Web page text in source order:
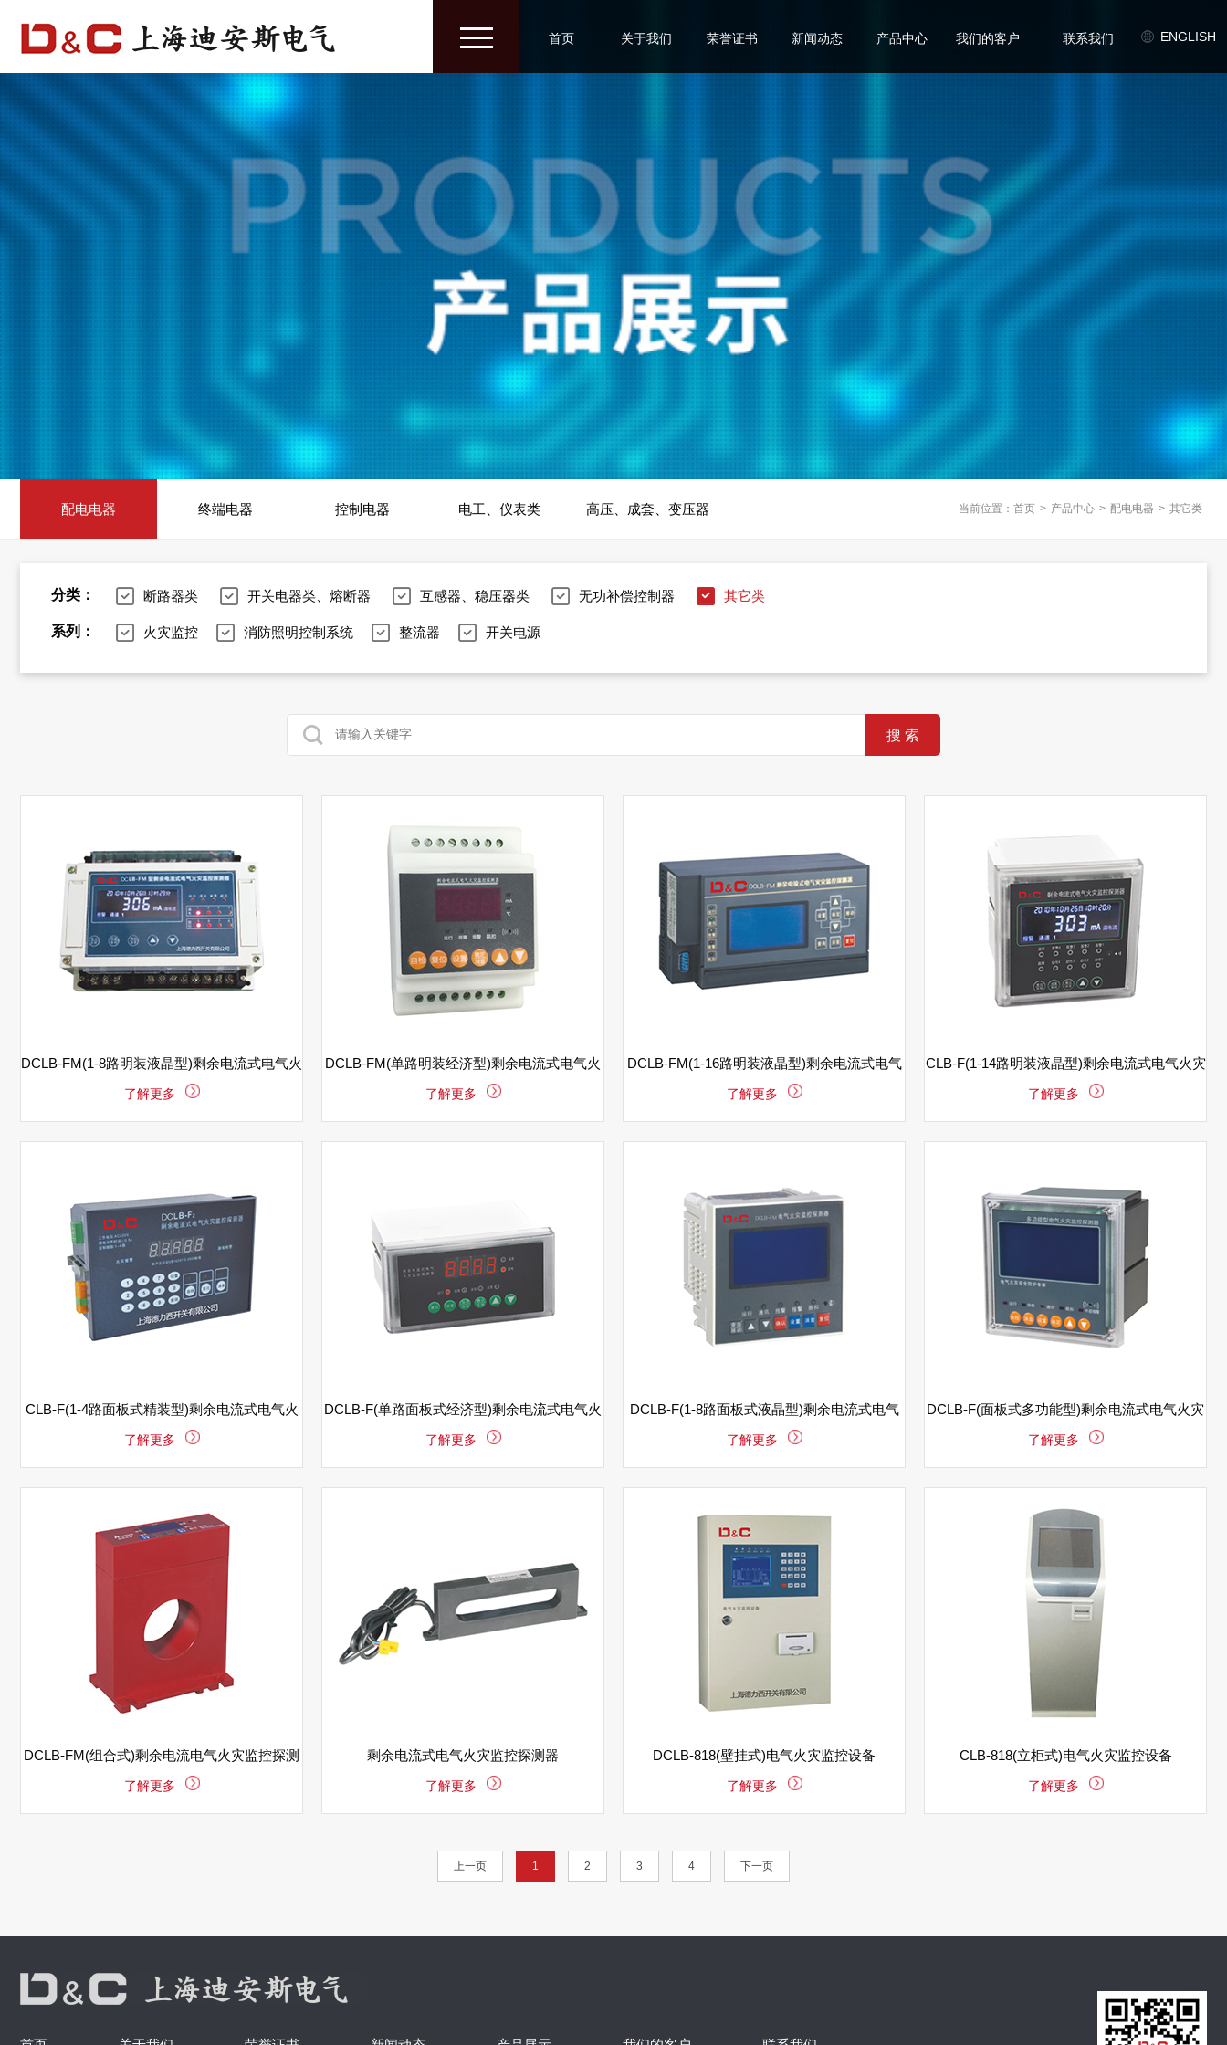
首页 关于我们 荣誉证书 新闻动态 产品中心 我们的客户 联系我们 ENGLISH
配电电器 终端电器 控制电器 电工、仪表类 高压、成套、变压器 当前位置： 首页 > 产品中心 > 配电电器 > 其它类
分类： 断路器类 开关电器类、熔断器 互感器、稳压器类 无功补偿控制器 其它类
系列： 火灾监控 消防照明控制系统 整流器 开关电源
DCLB-FM(1-8路明装液晶型)剩余电流式电气火
灾监控探测器
了解更多
DCLB-FM(单路明装经济型)剩余电流式电气火
灾监控探测器
了解更多
DCLB-FM(1-16路明装液晶型)剩余电流式电气
火灾监控探测器
了解更多
CLB-F(1-14路明装液晶型)剩余电流式电气火灾
监控探测器
了解更多
CLB-F(1-4路面板式精装型)剩余电流式电气火
灾监控探测器
了解更多
DCLB-F(单路面板式经济型)剩余电流式电气火
灾监控探测器
了解更多
DCLB-F(1-8路面板式液晶型)剩余电流式电气
火灾监控探测器
了解更多
DCLB-F(面板式多功能型)剩余电流式电气火灾
监控探测器
了解更多
DCLB-FM(组合式)剩余电流电气火灾监控探测
器
了解更多
剩余电流式电气火灾监控探测器
了解更多
DCLB-818(壁挂式)电气火灾监控设备
了解更多
CLB-818(立柜式)电气火灾监控设备
了解更多
上一页 1 2 3 4 下一页